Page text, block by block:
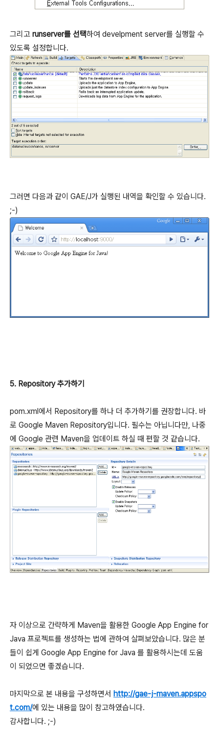
그리고 runserver를 선택하여 develpment server를 실행할 수
있도록 설정합니다.
그러면 다음과 같이 GAE/J가 실행된 내역을 확인할 수 있습니다.
;-)
5. Repository 추가하기
pom.xml에서 Repository를 하나 더 추가하기를 권장합니다. 바
로 Google Maven Repository입니다. 필수는 아닙니다만, 나중
에 Google 관련 Maven을 업데이트 하실 때 편할 것 같습니다.
자 이상으로 간략하게 Maven을 활용한 Google App Engine for
Java 프로젝트를 생성하는 법에 관하여 살펴보았습니다. 많은 분
들이 쉽게 Google App Engine for Java 를 활용하시는데 도움
이 되었으면 좋겠습니다.
마지막으로 본 내용을 구성하면서 http://gae-j-maven.appspo
t.com/에 있는 내용을 많이 참고하였습니다.
감사합니다. ;-)